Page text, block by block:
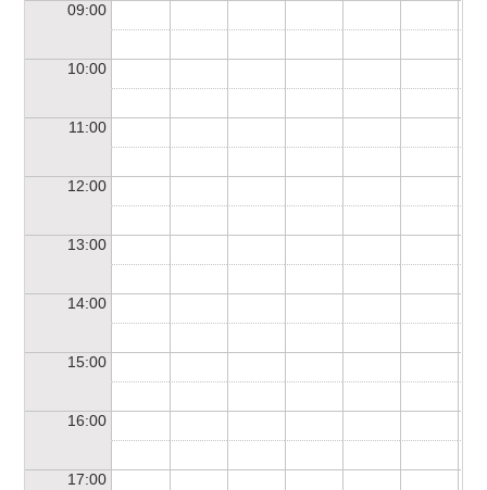
09:00
10:00
11:00
12:00
13:00
14:00
15:00
16:00
17:00